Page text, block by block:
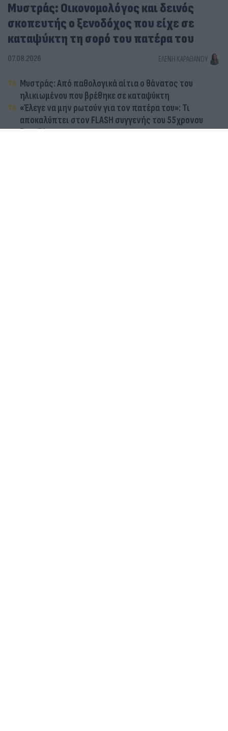
Μυστράς: Οικονομολόγος και δεινός
σκοπευτής ο ξενοδόχος που είχε σε
καταψύκτη τη σορό του πατέρα του
07.08.2026 ΕΛΈΝΗ ΚΑΡΑΘΆΝΟΥ
Μυστράς: Από παθολογικά αίτια ο θάνατος του
ηλικιωμένου που βρέθηκε σε καταψύκτη
«Έλεγε να μην ρωτούν για τον πατέρα του»: Τι
αποκαλύπτει στον FLASH συγγενής του 55χρονου
ξενοδόχου